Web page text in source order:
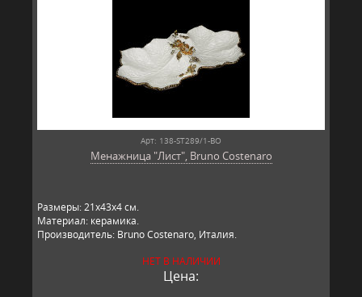
Арт: 138-ST289/1-BO
Менажница "Лист", Bruno Costenaro
Размеры: 21x43x4 см.
Материал: керамика.
Производитель: Bruno Costenaro, Италия.
НЕТ В НАЛИЧИИ
Цена: